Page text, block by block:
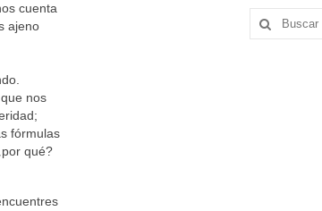
cuenta
ajeno
nos
fórmulas
qué?
Buscar
por: